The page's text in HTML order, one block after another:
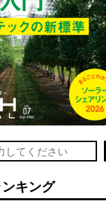
キング